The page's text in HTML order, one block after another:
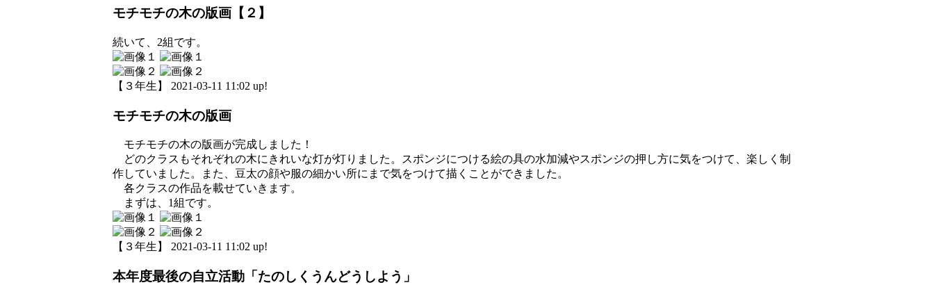
モチモチの木の版画【２】
続いて、2組です。
【３年生】 2021-03-11 11:02 up!
モチモチの木の版画
モチモチの木の版画が完成しました！
どのクラスもそれぞれの木にきれいな灯が灯りました。スポンジにつける絵の具の水加減やスポンジの押し方に気をつけて、楽しく制
作していました。また、豆太の顔や服の細かい所にまで気をつけて描くことができました。
各クラスの作品を載せていきます。
まずは、1組です。
【３年生】 2021-03-11 11:02 up!
本年度最後の自立活動「たのしくうんどうしよう」